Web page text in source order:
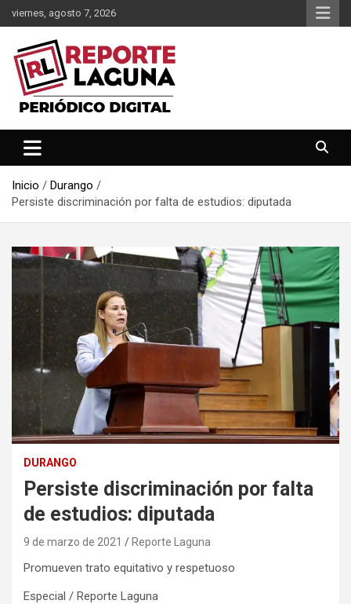
Saltar
al
contenido
viernes, agosto 7, 2026
Reporte Laguna
Inicio
Durango
Persiste discriminación por falta de estudios: diputada
DURANGO
Persiste discriminación por falta
de estudios: diputada
9 de marzo de 2021 Reporte Laguna
Promueven trato equitativo y respetuoso
Especial / Reporte Laguna